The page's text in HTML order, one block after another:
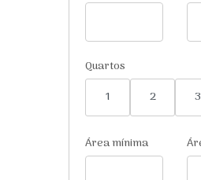
Quartos
1
2 3
Área mínima